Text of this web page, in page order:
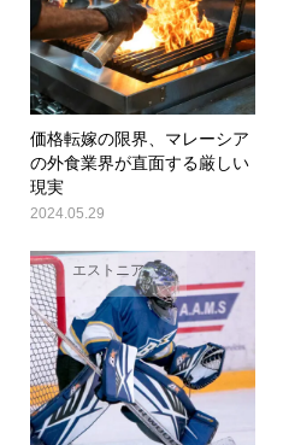
価格転嫁の限界、マレーシア
の外食業界が直面する厳しい
現実
2024.05.29
エストニア